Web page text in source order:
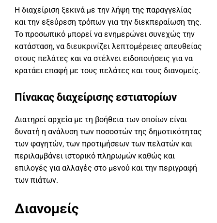
Η διαχείριση ξεκινά με την λήψη της παραγγελίας
και την εξεύρεση τρόπων για την διεκπεραίωση της.
Το προσωπικό μπορεί να ενημερώνει συνεχώς την
κατάσταση, να διευκρινίζει λεπτομέρειες απευθείας
στους πελάτες και να στέλνει ειδοποιήσεις για να
κρατάει επαφή με τους πελάτες και τους διανομείς.
Πίνακας διαχείρισης εστιατορίων
Διατηρεί αρχεία με τη βοήθεια των οποίων είναι
δυνατή η ανάλυση των ποσοστών της δημοτικότητας
των φαγητών, των προτιμήσεων των πελατών και
περιλαμβάνει ιστορικό πληρωμών καθώς και
επιλογές για αλλαγές στο μενού και την περιγραφή
των πιάτων.
Διανομείς